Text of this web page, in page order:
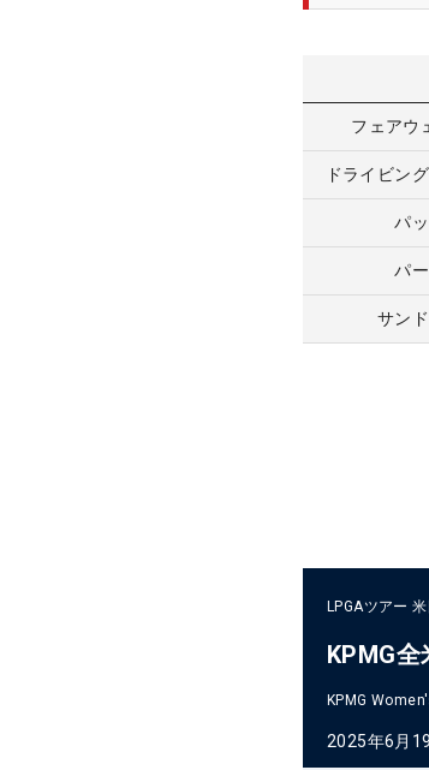
フェアウ
ドライビン
パ
パ
サン
LPGAツアー
KPMG
KPMG
2025年6月